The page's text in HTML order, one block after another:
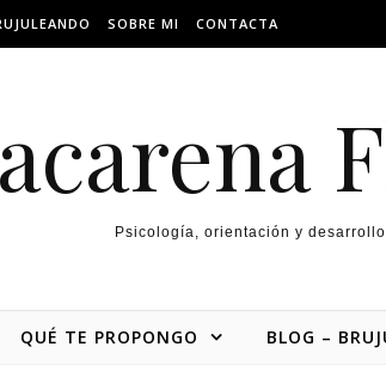
SOBRE MI CONTACTA
Psicología, orientación y
QUÉ TE PROPONGO BLOG –